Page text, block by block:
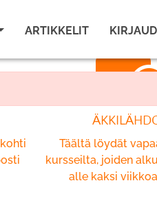
ARTIKKELIT
Täältä löydät
kursseilta, joiden
alle kaksi